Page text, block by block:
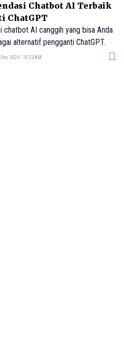
juta per bulan karena pengguna
layanan ini lebih banyak dari yang
Chatbot AI Terbaik
ChatGPT
chatbot AI canggih yang bisa Anda
alternatif pengganti ChatGPT.
2024 - 10:23AM